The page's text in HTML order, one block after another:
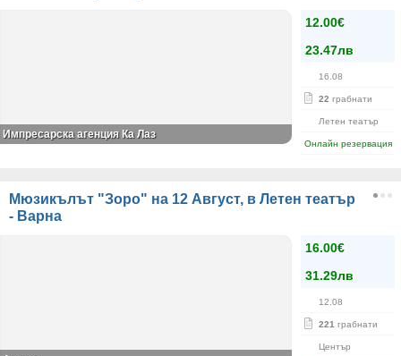
12.00€
23.47лв
16.08
22 грабнати
Летен театър
Онлайн резервация
Импресарска агенция Ка Лаз
Мюзикълът "Зоро" на 12 Август, в Летен театър
- Варна
16.00€
31.29лв
12.08
221 грабнати
Център